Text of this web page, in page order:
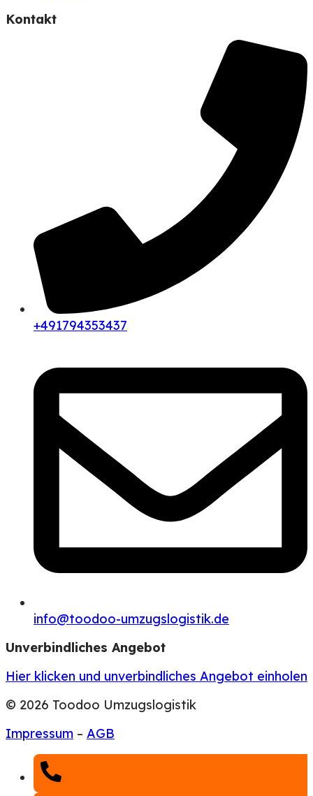
Kontakt
+491794353437
info@toodoo-umzugslogistik.de
Unverbindliches Angebot
Hier klicken und unverbindliches Angebot einholen
© 2026 Toodoo Umzugslogistik
Impressum – AGB